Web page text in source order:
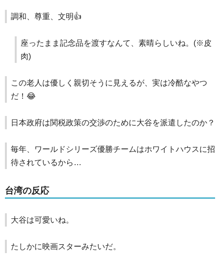
調和、尊重、文明👍️
座ったまま記念品を渡すなんて、素晴らしいね。(※皮
肉)
この老人は優しく親切そうに見えるが、実は冷酷なやつ
だ！😂
日本政府は関税政策の交渉のために大谷を派遣したのか？
毎年、ワールドシリーズ優勝チームはホワイトハウスに招
待されているから…
台湾の反応
大谷は可愛いね。
たしかに映画スターみたいだ。